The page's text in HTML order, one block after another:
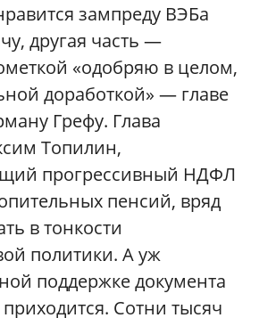
зампреду ВЭБа
другая часть —
«одобряю в целом,
доработкой» — главе
Грефу. Глава
Топилин,
прогрессивный НДФЛ
пенсий, вряд
в тонкости
политики. А уж
поддержке документа
Сотни тысяч